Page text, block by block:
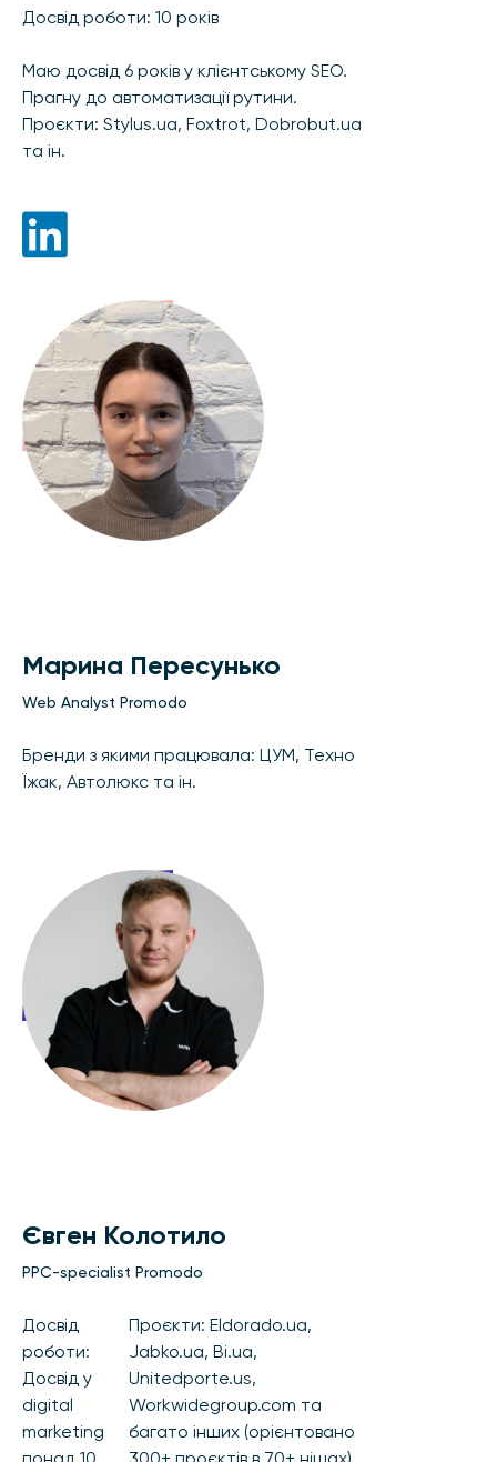
Досвід роботи: 10 років
Маю досвід 6 років у клієнтському SEO.
Прагну до автоматизації рутини.
Проєкти: Stylus.ua, Foxtrot, Dobrobut.ua
та ін.
Марина Пересунько
Web Analyst Promodo
Бренди з якими працювала: ЦУМ, Техно
Їжак, Автолюкс та ін.
Євген Колотило
PPC-specialist Promodo
Досвід
роботи:
Досвід у
digital
marketing
понад 10
Проєкти: Eldorado.ua,
Jabko.ua, Bi.ua,
Unitedporte.us,
Workwidegroup.com та
багато інших (орієнтовано
300+ проєктів в 70+ нішах)